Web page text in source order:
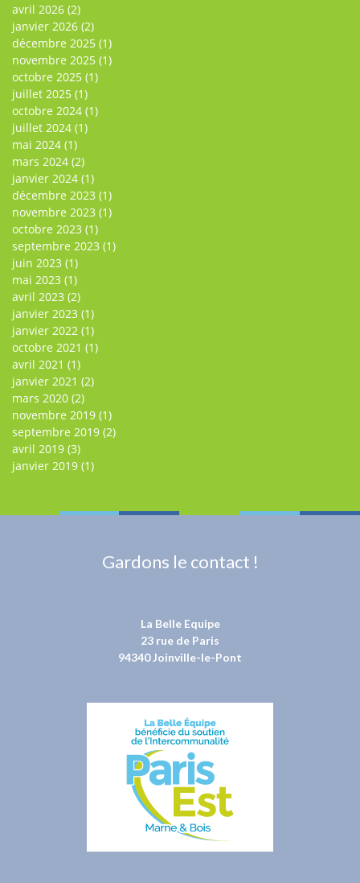
avril 2026 (2)
janvier 2026 (2)
décembre 2025 (1)
novembre 2025 (1)
octobre 2025 (1)
juillet 2025 (1)
octobre 2024 (1)
juillet 2024 (1)
mai 2024 (1)
mars 2024 (2)
janvier 2024 (1)
décembre 2023 (1)
novembre 2023 (1)
octobre 2023 (1)
septembre 2023 (1)
juin 2023 (1)
mai 2023 (1)
avril 2023 (2)
janvier 2023 (1)
janvier 2022 (1)
octobre 2021 (1)
avril 2021 (1)
janvier 2021 (2)
mars 2020 (2)
novembre 2019 (1)
septembre 2019 (2)
avril 2019 (3)
janvier 2019 (1)
Gardons le contact !
La Belle Equipe
23 rue de Paris
94340 Joinville-le-Pont